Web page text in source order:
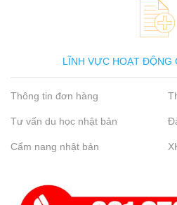
LĨNH VỰC HOẠT ĐỘNG
Thông tin đơn hàng
Tư vấn du học nhật bản
Cẩm nang nhật bản